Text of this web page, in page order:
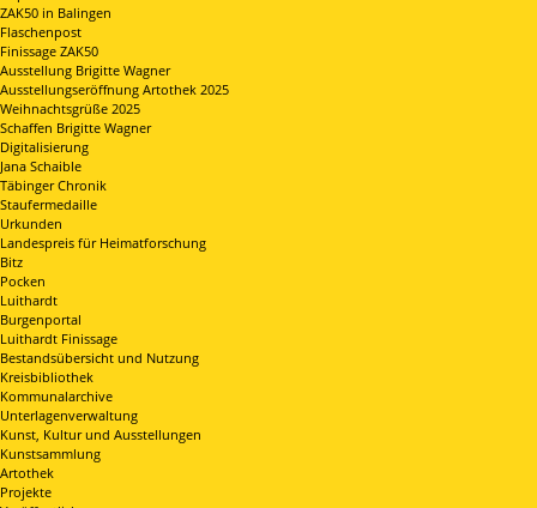
ZAK50 in Balingen
Flaschenpost
Finissage ZAK50
Ausstellung Brigitte Wagner
Ausstellungseröffnung Artothek 2025
Weihnachtsgrüße 2025
Schaffen Brigitte Wagner
Digitalisierung
Jana Schaible
Täbinger Chronik
Staufermedaille
Urkunden
Landespreis für Heimatforschung
Bitz
Pocken
Luithardt
Burgenportal
Luithardt Finissage
Bestandsübersicht und Nutzung
Kreisbibliothek
Kommunalarchive
Unterlagenverwaltung
Kunst, Kultur und Ausstellungen
Kunstsammlung
Artothek
Projekte